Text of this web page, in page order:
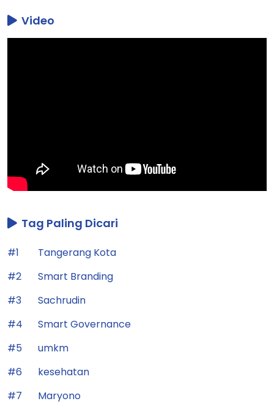
Video
Tag Paling Dicari
#1
Tangerang Kota
#2
Smart Branding
#3
Sachrudin
#4
Smart Governance
#5
umkm
#6
kesehatan
#7
Maryono